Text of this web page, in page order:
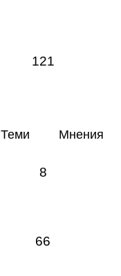
121
Теми Мнения
8
66